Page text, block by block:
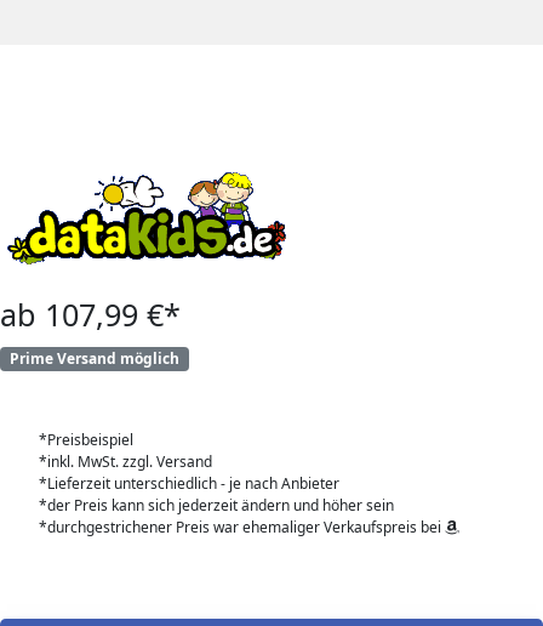
ab 107,99 €*
Prime Versand möglich
*Preisbeispiel
*inkl. MwSt. zzgl. Versand
*Lieferzeit unterschiedlich - je nach Anbieter
*der Preis kann sich jederzeit ändern und höher sein
*durchgestrichener Preis war ehemaliger Verkaufspreis bei